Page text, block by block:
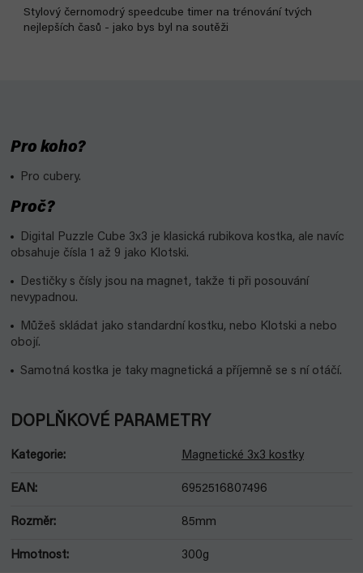
Stylový černomodrý speedcube timer na trénování tvých
nejlepších časů - jako bys byl na soutěži
Pro koho?
Pro cubery.
Proč?
Digital Puzzle Cube 3x3 je klasická rubikova kostka, ale navíc
obsahuje čísla 1 až 9 jako Klotski.
Destičky s čísly jsou na magnet, takže ti při posouvání
nevypadnou.
Můžeš skládat jako standardní kostku, nebo Klotski a nebo
obojí.
Samotná kostka je taky magnetická a příjemně se s ní otáčí.
DOPLŇKOVÉ PARAMETRY
Kategorie: Magnetické 3x3 kostky
EAN: 6952516807496
Rozměr: 85mm
Hmotnost: 300g